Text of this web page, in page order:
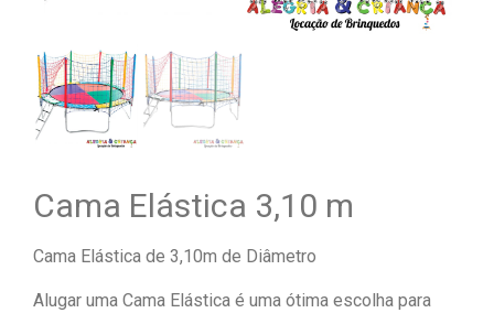
Cama Elástica 3,10 m
Cama Elástica de 3,10m de Diâmetro
Alugar uma Cama Elástica é uma ótima escolha para